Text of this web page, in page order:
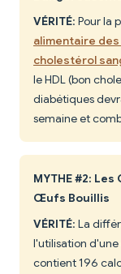
VÉRITÉ: Pour la
alimentaire
cholestérol
le HDL (bon
diabétiques
semaine et
MYTHE #2:
Œufs Bouillis
VÉRITÉ: La
l'utilisation
contient 196